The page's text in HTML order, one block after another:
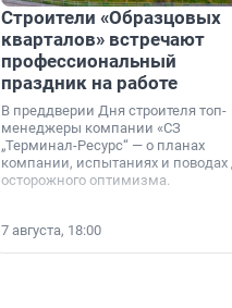
Строители «Образцовых
кварталов» встречают
профессиональный
праздник на работе
В преддверии Дня строителя топ-
менеджеры компании «СЗ
„Терминал-Ресурс“ — о планах
компании, испытаниях и поводах
осторожного оптимизма.
7 августа, 18:00